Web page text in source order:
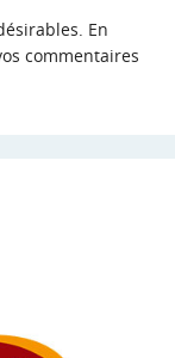
En
commentaires